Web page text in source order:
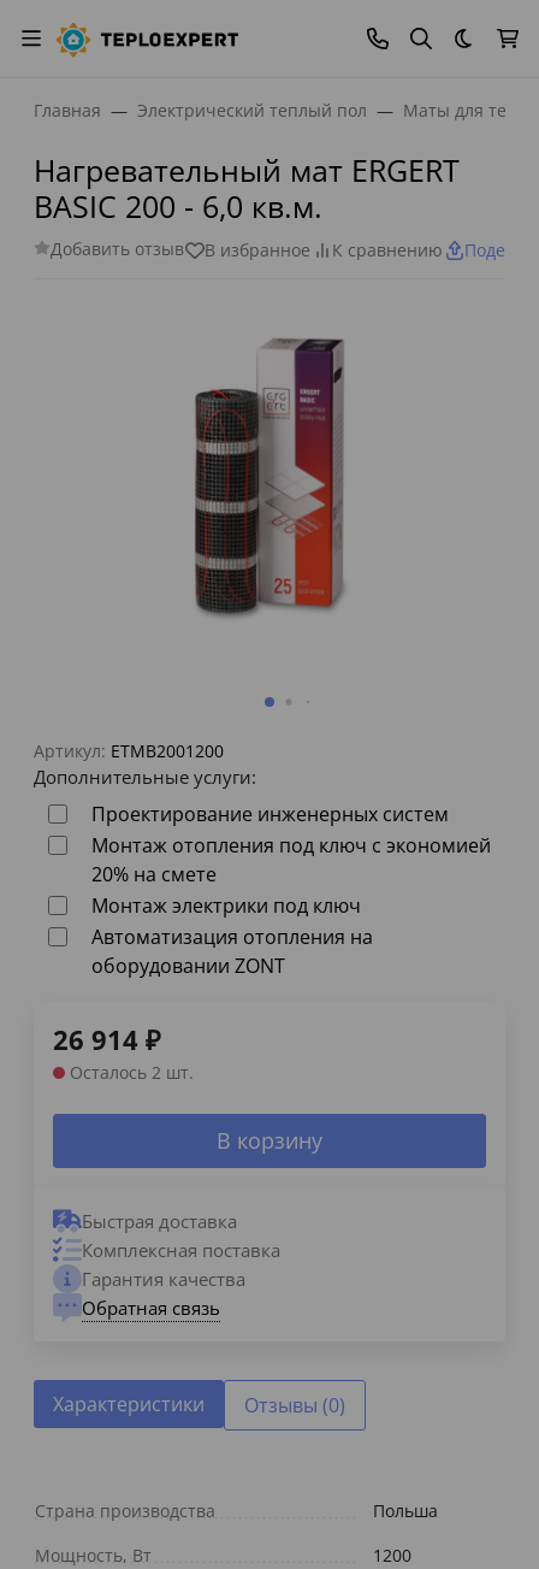
Темная
Главная Электрический теплый пол Маты для
Нагревательный мат ERGERT
BASIC 200 - 6,0 кв.м.
Добавить отзыв В избранное К сравнению
Артикул: ETMB2001200
Дополнительные услуги:
Проектирование инженерных систем
Монтаж отопления под ключ с экономией
20% на смете
Монтаж электрики под ключ
Автоматизация отопления на
оборудовании ZONT
26 914 ₽
Осталось 2 шт.
В корзину
Быстрая доставка
Комплексная поставка
Гарантия качества
Обратная связь
Характеристики Отзывы (0)
Страна производства
Польша
Мощность, Вт
1200